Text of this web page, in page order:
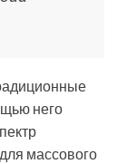
него
массового